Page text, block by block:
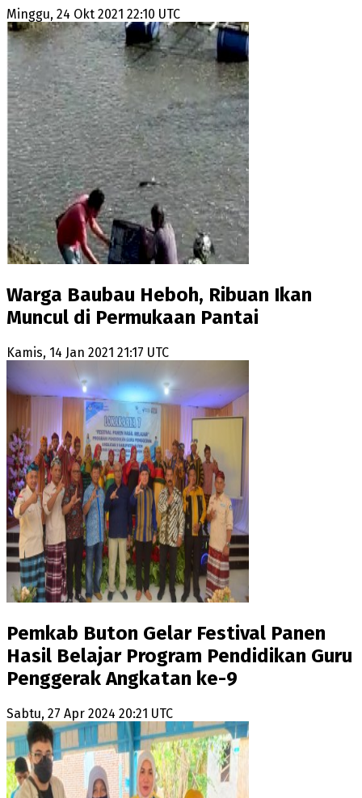
Minggu, 24 Okt 2021 22:10 UTC
Warga Baubau Heboh, Ribuan Ikan
Muncul di Permukaan Pantai
Kamis, 14 Jan 2021 21:17 UTC
Pemkab Buton Gelar Festival Panen
Hasil Belajar Program Pendidikan Guru
Penggerak Angkatan ke-9
Sabtu, 27 Apr 2024 20:21 UTC